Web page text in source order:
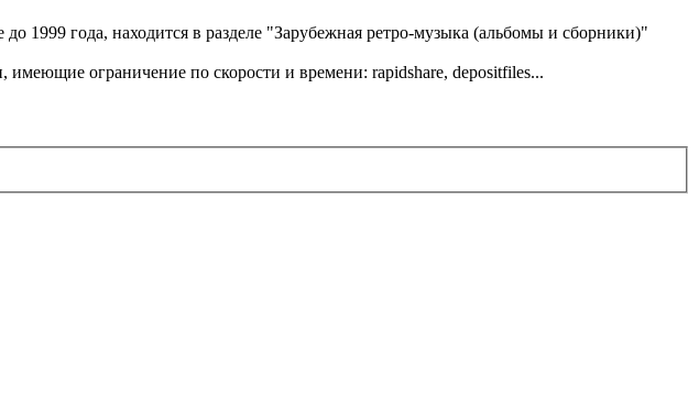
1999 года, находится в разделе "Зарубежная ретро-музыка (альбомы и сборники)"
ограничение по скорости и времени: rapidshare, depositfiles...